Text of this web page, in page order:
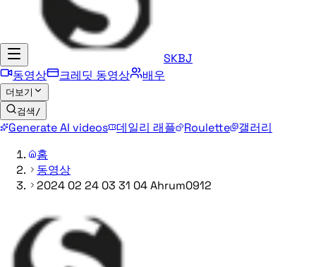
SKBJ
동영상
크레딧 동영상 배우
더보기
검색 /
Generate AI videos 데일리 래플 Roulette
갤러리
홈
동영상
2024 02 24 03 31 04 Ahrum0912